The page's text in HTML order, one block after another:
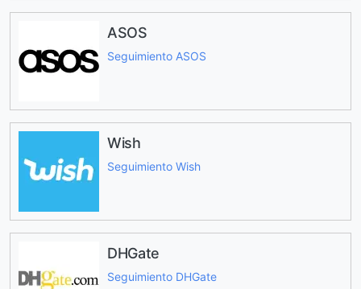
ASOS
Seguimiento ASOS
Wish
Seguimiento Wish
DHGate
Seguimiento DHGate